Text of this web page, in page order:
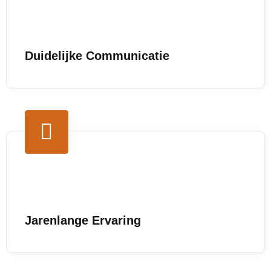
Duidelijke Communicatie
Jarenlange Ervaring